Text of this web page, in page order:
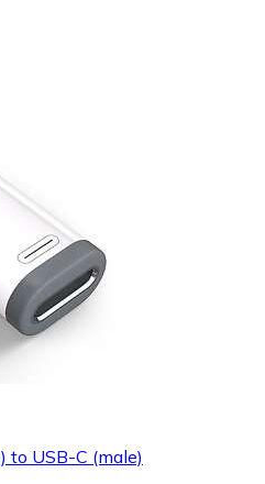
to USB-C (male)